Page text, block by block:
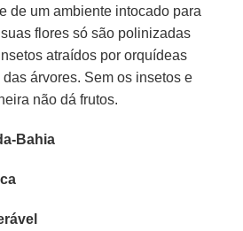
de um ambiente intocado para
flores só são polinizadas
atraídos por orquídeas
árvores. Sem os insetos e
não dá frutos.
Bahia